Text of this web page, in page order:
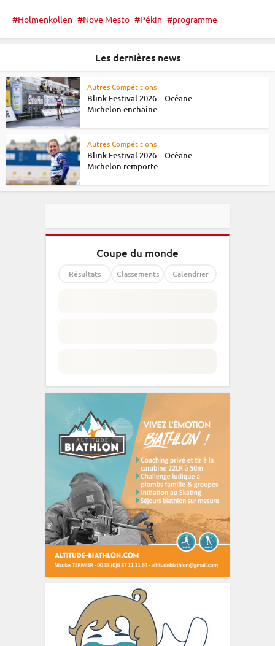
Holmenkollen Nove Mesto Pékin programme
Les dernières news
Autres Compétitions
Blink Festival 2026 – Océane
Michelon enchaîne...
Autres Compétitions
Blink Festival 2026 – Océane
Michelon remporte...
Coupe du monde
Résultats Classements Calendrier